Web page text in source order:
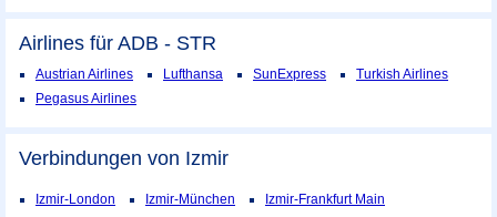
Airlines für ADB - STR
Austrian Airlines Lufthansa SunExpress
Turkish Airlines
Pegasus Airlines
Verbindungen von Izmir
Izmir-London Izmir-München
Izmir-Frankfurt Main